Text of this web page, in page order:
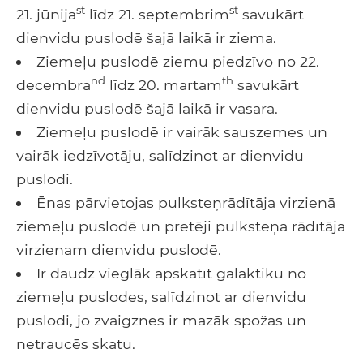
21. jūnijast līdz 21. septembrimst savukārt
dienvidu puslodē šajā laikā ir ziema.
Ziemeļu puslodē ziemu piedzīvo no 22.
decembrand līdz 20. martamth savukārt
dienvidu puslodē šajā laikā ir vasara.
Ziemeļu puslodē ir vairāk sauszemes un
vairāk iedzīvotāju, salīdzinot ar dienvidu
puslodi.
Ēnas pārvietojas pulksteņrādītāja virzienā
ziemeļu puslodē un pretēji pulksteņa rādītāja
virzienam dienvidu puslodē.
Ir daudz vieglāk apskatīt galaktiku no
ziemeļu puslodes, salīdzinot ar dienvidu
puslodi, jo zvaigznes ir mazāk spožas un
netraucēs skatu.